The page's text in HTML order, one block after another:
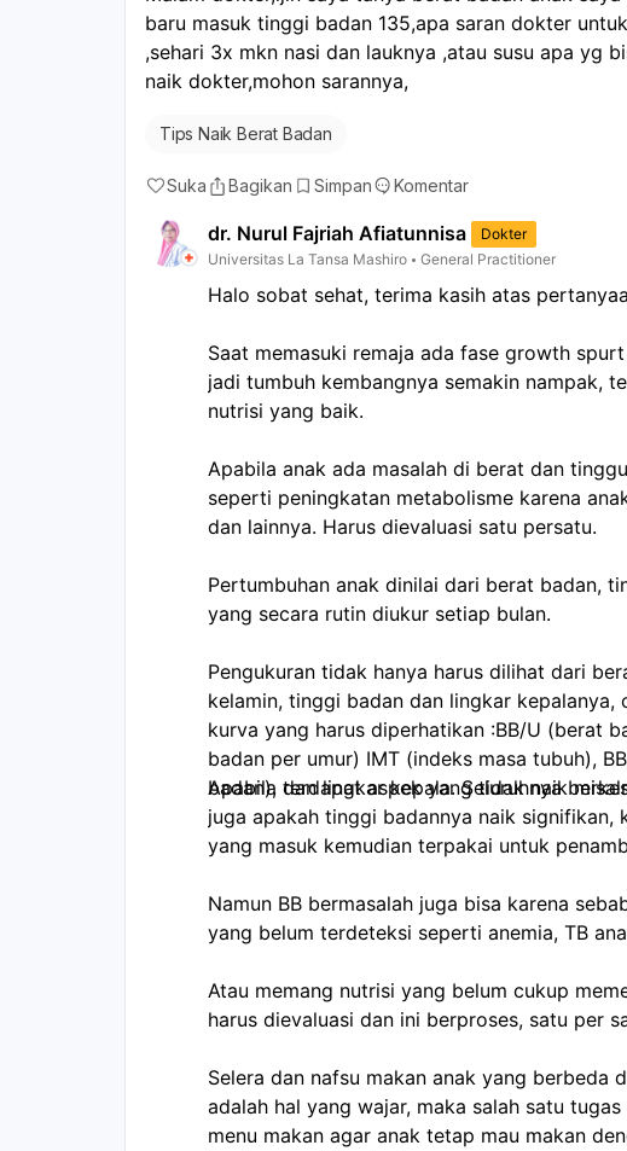
baru masuk tinggi badan 135,apa saran dokter
,sehari 3x mkn nasi dan lauknya ,atau susu apa yg
naik dokter,mohon sarannya,
Tips Naik Berat Badan
Suka Bagikan Simpan Komentar
dr. Nurul Fajriah Afiatunnisa
Dokter
Universitas La Tansa Mashiro
General Practitioner
Halo sobat sehat, terima kasih atas
Saat memasuki remaja ada fase growth
jadi tumbuh kembangnya semakin nampak,
nutrisi yang baik.
Apabila anak ada masalah di berat dan
seperti peningkatan metabolisme karena
dan lainnya. Harus dievaluasi satu persatu.
Pertumbuhan anak dinilai dari berat badan,
yang secara rutin diukur setiap bulan.
Pengukuran tidak hanya harus dilihat dari
kelamin, tinggi badan dan lingkar kepalanya,
kurva yang harus diperhatikan :BB/U (berat
badan per umur) IMT (indeks masa tubuh),
badan), dan lingkar kepala. Seluruhnya
Apabila terdapat aspek yang tidak naik
juga apakah tinggi badannya naik signifikan,
yang masuk kemudian terpakai untuk
Namun BB bermasalah juga bisa karena
yang belum terdeteksi seperti anemia, TB
Atau memang nutrisi yang belum cukup
harus dievaluasi dan ini berproses, satu per
Selera dan nafsu makan anak yang berbeda
adalah hal yang wajar, maka salah satu
menu makan agar anak tetap mau makan